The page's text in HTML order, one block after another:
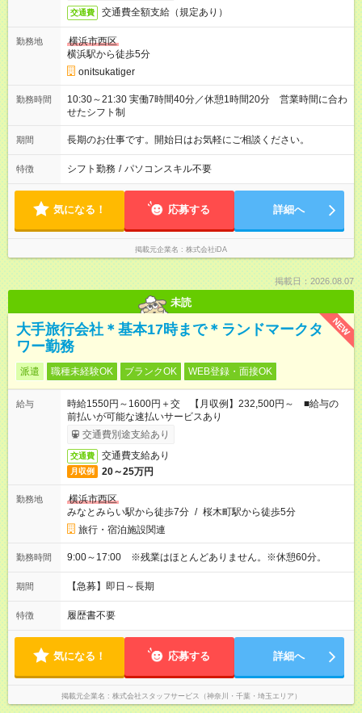
交通費 交通費全額支給（規定あり）
勤務地
横浜市西区
横浜駅から徒歩5分
onitsukatiger
勤務時間
10:30～21:30 実働7時間40分／休憩1時間20分 営業時間に合わ
せたシフト制
期間 長期のお仕事です。開始日はお気軽にご相談ください。
特徴 シフト勤務 / パソコンスキル不要
気になる！ 応募する 詳細へ
掲載元企業名 株式会社iDA
掲載日：2026.08.07
未読
NEW
大手旅行会社＊基本17時まで＊ランドマークタ
ワー勤務
派遣 職種未経験OK ブランクOK WEB登録・面接OK
給与
時給1550円～1600円＋交 【月収例】232,500円～ ■給与の
前払いが可能な速払いサービスあり
交通費別途支給あり
交通費 交通費支給あり
月収例 20～25万円
勤務地
横浜市西区
みなとみらい駅から徒歩7分 / 桜木町駅から徒歩5分
旅行・宿泊施設関連
勤務時間 9:00～17:00 ※残業はほとんどありません。※休憩60分。
期間 【急募】即日～長期
特徴 履歴書不要
気になる！ 応募する 詳細へ
掲載元企業名 株式会社スタッフサービス（神奈川・千葉・埼玉エリア）